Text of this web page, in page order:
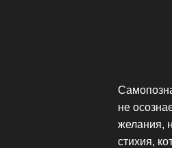
не
желания,
стихия,